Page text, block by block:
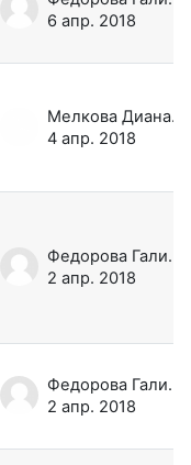
6 апр. 2018
Мелкова Диана Андреевна
4 апр. 2018
Федорова Галина Аркадьевна
2 апр. 2018
Федорова Галина Аркадьевна
2 апр. 2018